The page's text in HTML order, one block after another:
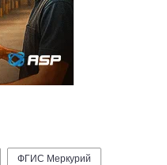
ФГИС Меркурий